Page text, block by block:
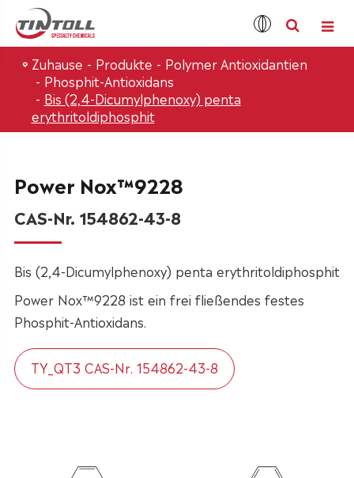
Zuhause Produkte
Polymer Antioxidantien
Phosphit-Antioxidans
Bis (2,4-Dicumylphenoxy) penta
erythritoldiphosphit
Power Nox™9228
CAS-Nr. 154862-43-8
Bis (2,4-Dicumylphenoxy) penta erythritoldiphosphit
Power Nox™9228 ist ein frei fließendes festes
Phosphit-Antioxidans.
TY_QT3 CAS-Nr. 154862-43-8